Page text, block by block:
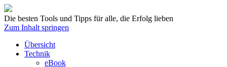
Die besten Tools und Tipps für alle, die Erfolg lieben
Zum Inhalt springen
Übersicht
Technik
eBook